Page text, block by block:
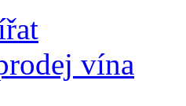
vína